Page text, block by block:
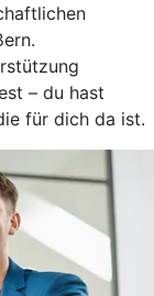
– du hast
für dich da ist.